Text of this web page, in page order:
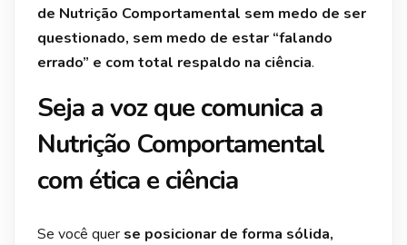
de Nutrição Comportamental sem medo de ser
questionado, sem medo de estar “falando
errado” e com total respaldo na ciência.
Seja a voz que comunica a
Nutrição Comportamental
com ética e ciência
Se você quer se posicionar de forma sólida,